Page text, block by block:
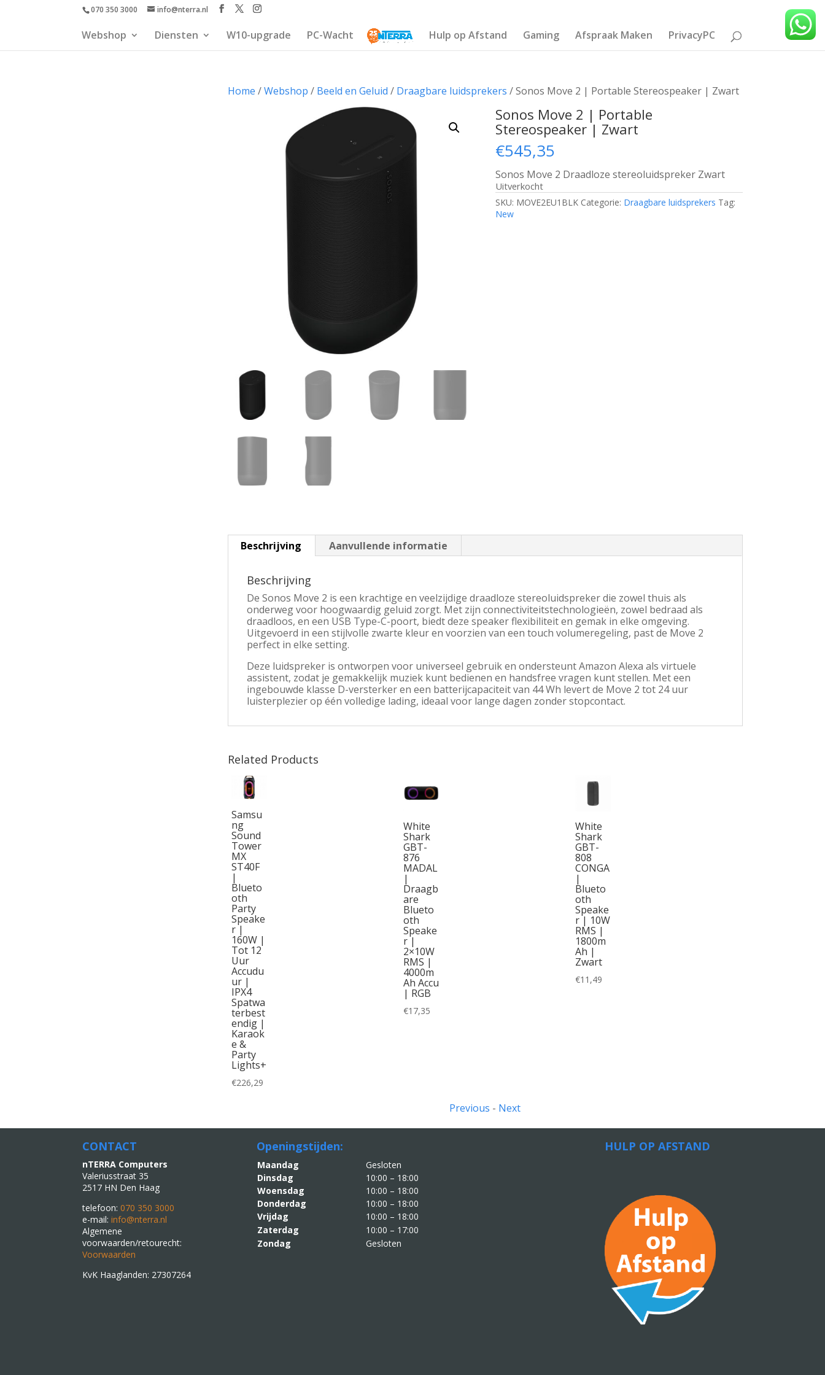
070 350 3000 info@nterra.nl
Webshop Diensten W10-upgrade PC-Wacht Hulp op Afstand Gaming Afspraak Maken PrivacyPC
Home /Webshop / Beeld en Geluid / Draagbare luidsprekers / Sonos Move 2 | Portable Stereospeaker | Zwart
Sonos Move 2 | Portable
Stereospeaker | Zwart
€545,35
Sonos Move 2 Draadloze stereoluidspreker Zwart
Uitverkocht
SKU: MOVE2EU1BLK Categorie: Draagbare luidsprekers Tag:
New
Beschrijving Aanvullende informatie
Beschrijving
De Sonos Move 2 is een krachtige en veelzijdige draadloze stereoluidspreker die zowel thuis als
onderweg voor hoogwaardig geluid zorgt. Met zijn connectiviteitstechnologieën, zowel bedraad als
draadloos, en een USB Type-C-poort, biedt deze speaker flexibiliteit en gemak in elke omgeving.
Uitgevoerd in een stijlvolle zwarte kleur en voorzien van een touch volumeregeling, past de Move 2
perfect in elke setting.
Deze luidspreker is ontworpen voor universeel gebruik en ondersteunt Amazon Alexa als virtuele
assistent, zodat je gemakkelijk muziek kunt bedienen en handsfree vragen kunt stellen. Met een
ingebouwde klasse D-versterker en een batterijcapaciteit van 44 Wh levert de Move 2 tot 24 uur
luisterplezier op één volledige lading, ideaal voor lange dagen zonder stopcontact.
Related Products
Samsu
ng
Sound
Tower
MX
ST40F
|
Blueto
oth
Party
Speake
r |
160W |
Tot 12
Uur
Accudu
ur |
IPX4
Spatwa
terbest
endig |
Karaok
e &
Party
Lights+
€226,29
White
Shark
GBT-
876
MADAL
|
Draagb
are
Blueto
oth
Speake
r |
2×10W
RMS |
4000m
Ah Accu
| RGB
€17,35
White
Shark
GBT-
808
CONGA
|
Blueto
oth
Speake
r | 10W
RMS |
1800m
Ah |
Zwart
€11,49
Previous - Next
CONTACT
nTERRA Computers
Valeriusstraat 35
2517 HN Den Haag
telefoon:070 350 3000
e-mail:info@nterra.nl
Algemene
voorwaarden/retourecht:
Voorwaarden
KvK Haaglanden: 27307264
Openingstijden:
Maandag
Gesloten
Dinsdag
10:00 – 18:00
Woensdag
10:00 – 18:00
Donderdag
10:00 – 18:00
Vrijdag
10:00 – 18:00
Zaterdag
10:00 – 17:00
Zondag
Gesloten
HULP OP AFSTAND